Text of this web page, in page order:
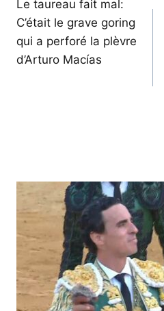
de
l’article
Le taureau fait mal:
C’était le grave goring
qui a perforé la plèvre
d’Arturo Macías